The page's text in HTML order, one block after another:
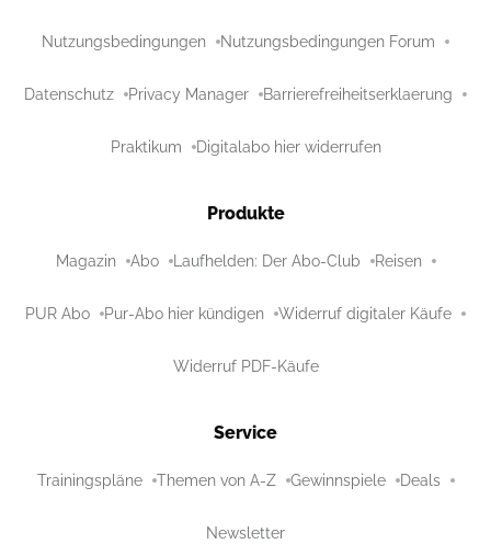
Nutzungsbedingungen Nutzungsbedingungen Forum
Datenschutz Privacy Manager Barrierefreiheitserklaerung
Praktikum Digitalabo hier widerrufen
Produkte
Magazin Abo Laufhelden: Der Abo-Club Reisen
PUR Abo Pur-Abo hier kündigen Widerruf digitaler Käufe
Widerruf PDF-Käufe
Service
Trainingspläne Themen von A-Z Gewinnspiele Deals
Newsletter